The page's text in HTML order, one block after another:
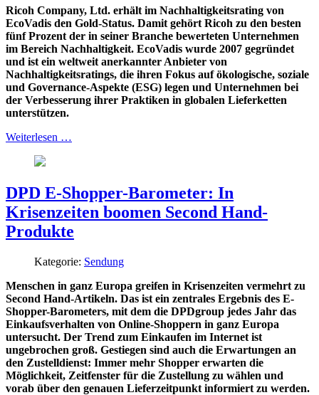
Ricoh Company, Ltd. erhält im Nachhaltigkeitsrating von
EcoVadis den Gold-Status. Damit gehört Ricoh zu den besten
fünf Prozent der in seiner Branche bewerteten Unternehmen
im Bereich Nachhaltigkeit. EcoVadis wurde 2007 gegründet
und ist ein weltweit anerkannter Anbieter von
Nachhaltigkeitsratings, die ihren Fokus auf ökologische, soziale
und Governance-Aspekte (ESG) legen und Unternehmen bei
der Verbesserung ihrer Praktiken in globalen Lieferketten
unterstützen.
Weiterlesen …
DPD E-Shopper-Barometer: In
Krisenzeiten boomen Second Hand-
Produkte
Kategorie: Sendung
Menschen in ganz Europa greifen in Krisenzeiten vermehrt zu
Second Hand-Artikeln. Das ist ein zentrales Ergebnis des E-
Shopper-Barometers, mit dem die DPDgroup jedes Jahr das
Einkaufsverhalten von Online-Shoppern in ganz Europa
untersucht. Der Trend zum Einkaufen im Internet ist
ungebrochen groß. Gestiegen sind auch die Erwartungen an
den Zustelldienst: Immer mehr Shopper erwarten die
Möglichkeit, Zeitfenster für die Zustellung zu wählen und
vorab über den genauen Lieferzeitpunkt informiert zu werden.